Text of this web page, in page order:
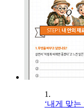
1.
‘내게 맞